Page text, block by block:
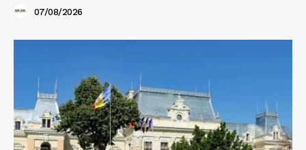
07/08/2026